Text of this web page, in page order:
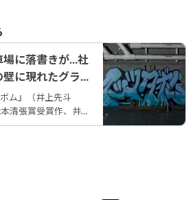
場に落書きが…社
に現れたグラ
正体はいった
ム』（井上先斗
清張賞受賞作、井
ッツ・ダ・ボム』が